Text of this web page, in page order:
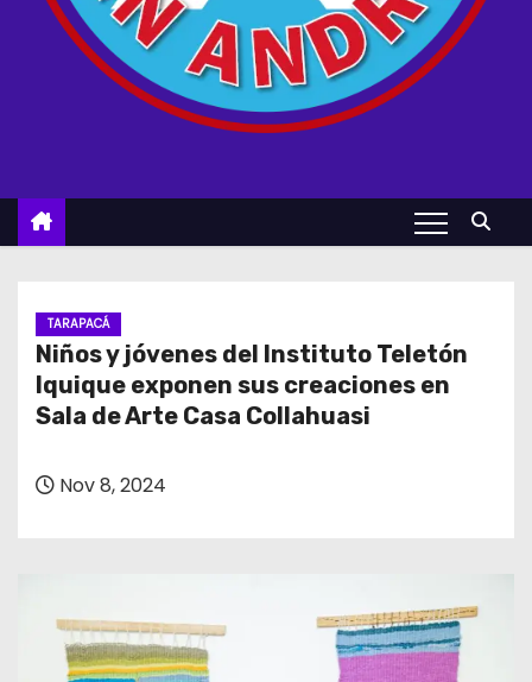
TARAPACÁ
Niños y jóvenes del Instituto Teletón
Iquique exponen sus creaciones en
Sala de Arte Casa Collahuasi
Nov 8, 2024